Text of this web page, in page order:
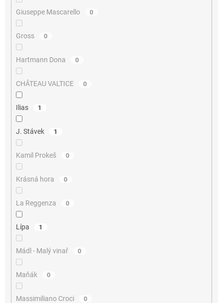
Giuseppe Mascarello 0
Gross 0
Hartmann Dona 0
CHÂTEAU VALTICE 0
Ilias 1
J. Stávek 1
Kamil Prokeš 0
Krásná hora 0
La Reggenza 0
Lípa 1
Mádl - Malý vinař 0
Maňák 0
Massimiliano Croci 0